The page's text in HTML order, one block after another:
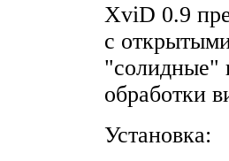
XviD 0.9
с
"солидные"
обработки
Установка: